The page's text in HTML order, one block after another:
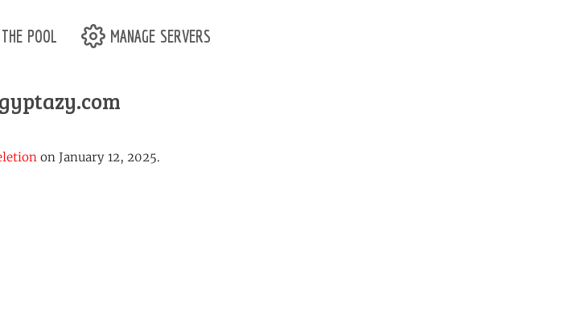
pool manage servers
on January 12, 2025.